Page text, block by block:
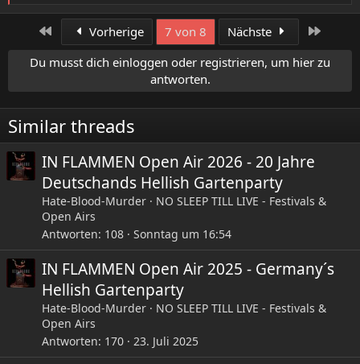
t
n
e
n
:
Erste Vorherige 7 von 8 Nächste
Du musst dich einloggen oder registrieren, um hier zu
antworten.
Similar threads
IN FLAMMEN Open Air 2026 - 20 Jahre
Deutschands Hellish Gartenparty
Hate-Blood-Murder
NO SLEEP TILL LIVE - Festivals &
Open Airs
Antworten 108 Sonntag um 16:54
IN FLAMMEN Open Air 2025 - Germany´s
Hellish Gartenparty
Hate-Blood-Murder
NO SLEEP TILL LIVE - Festivals &
Open Airs
Antworten 170 23. Juli 2025